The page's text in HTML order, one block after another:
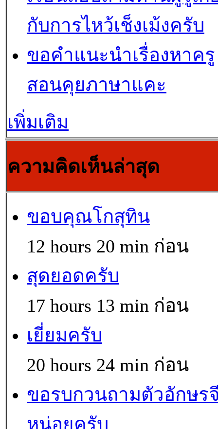
กับการไหว้เช็งเม้งครับ
ขอคำแนะนำเรื่องหาครู
สอนคุยภาษาแคะ
เพิ่มเติม
ความคิดเห็นล่าสุด
ขอบคุณโกสุทิน
12 hours 20 min ก่อน
สุดยอดครับ
17 hours 13 min ก่อน
เยี่ยมครับ
20 hours 24 min ก่อน
ขอรบกวนถามตัวอักษร
หน่อยครับ